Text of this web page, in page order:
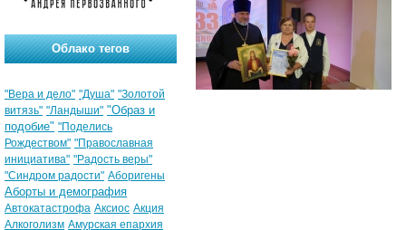
Облако тегов
"Вера и дело" "Душа" "Золотой
витязь" "Ландыши" "Образ и
подобие" "Поделись
Рождеством" "Православная
инициатива" "Радость веры"
"Синдром радости" Аборигены
Аборты и демография
Автокатастрофа Аксиос Акция
Алкоголизм Амурская епархия